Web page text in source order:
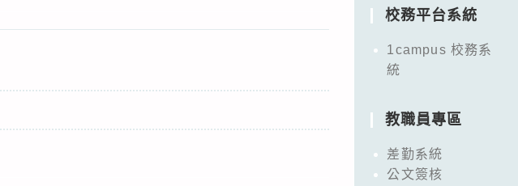
校務平台系統
1campus 校務系
統
教職員專區
差勤系統
公文簽核